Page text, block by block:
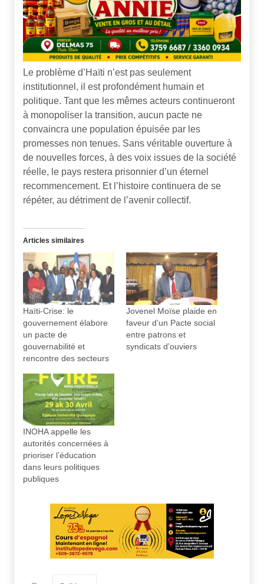
Le problème d’Haïti n’est pas seulement
institutionnel, il est profondément humain et
politique. Tant que les mêmes acteurs continueront
à monopoliser la transition, aucun pacte ne
convaincra une population épuisée par les
promesses non tenues. Sans véritable ouverture à
de nouvelles forces, à des voix issues de la société
réelle, le pays restera prisonnier d’un éternel
recommencement. Et l’histoire continuera de se
répéter, au détriment de l’avenir collectif.
Articles similaires
Haïti-Crise: le
gouvernement élabore
un pacte de
gouvernabilité et
rencontre des secteurs
Jovenel Moïse plaide en
faveur d’un Pacte social
entre patrons et
syndicats d’ouviers
INOHA appelle les
autorités concernées à
prioriser l’éducation
dans leurs politiques
publiques